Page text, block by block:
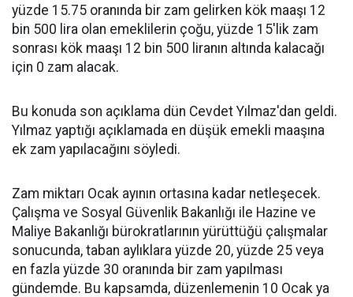
yüzde 15.75 oranında bir zam gelirken kök maaşı 12
bin 500 lira olan emeklilerin çoğu, yüzde 15'lik zam
sonrası kök maaşı 12 bin 500 liranın altında kalacağı
için 0 zam alacak.
Bu konuda son açıklama dün Cevdet Yılmaz'dan geldi.
Yılmaz yaptığı açıklamada en düşük emekli maaşına
ek zam yapılacağını söyledi.
Zam miktarı Ocak ayının ortasına kadar netleşecek.
Çalışma ve Sosyal Güvenlik Bakanlığı ile Hazine ve
Maliye Bakanlığı bürokratlarının yürüttüğü çalışmalar
sonucunda, taban aylıklara yüzde 20, yüzde 25 veya
en fazla yüzde 30 oranında bir zam yapılması
gündemde. Bu kapsamda, düzenlemenin 10 Ocak ya